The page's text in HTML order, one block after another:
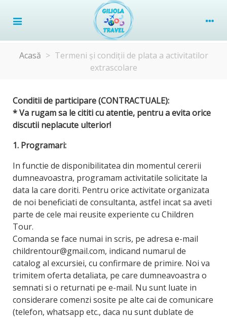
Acasă > Termeni și condiții de plata a activitatilor
extrascolare
Conditii de participare (CONTRACTUALE):
* Va rugam sa le cititi cu atentie, pentru a evita orice
discutii neplacute ulterior!
1. Programari:
In functie de disponibilitatea din momentul cererii
dumneavoastra, programam activitatile solicitate la
data la care doriti. Pentru orice activitate organizata
de noi beneficiati de consultanta, astfel incat sa aveti
parte de cele mai reusite experiente cu Children
Tour.
Comanda se face numai in scris, pe adresa e-mail
childrentour@gmail.com, indicand numarul de
catalog al excursiei, cu confirmare de primire. Noi va
trimitem oferta detaliata, pe care dumneavoastra o
semnati si o returnati pe e-mail. Nu sunt luate in
considerare comenzi sosite pe alte cai de comunicare
(telefon, whatsapp etc., daca nu sunt dublate de